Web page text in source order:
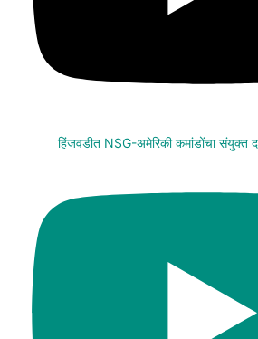
हिंजवडीत NSG-अमेरिकी कमांडोंचा संयुक्त